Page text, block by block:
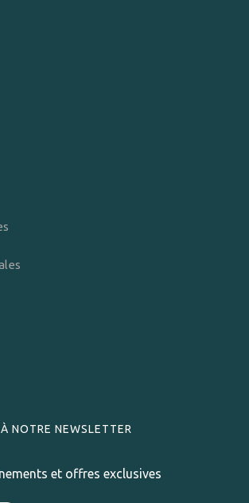
NOTRE NEWSLETTER
et offres exclusives